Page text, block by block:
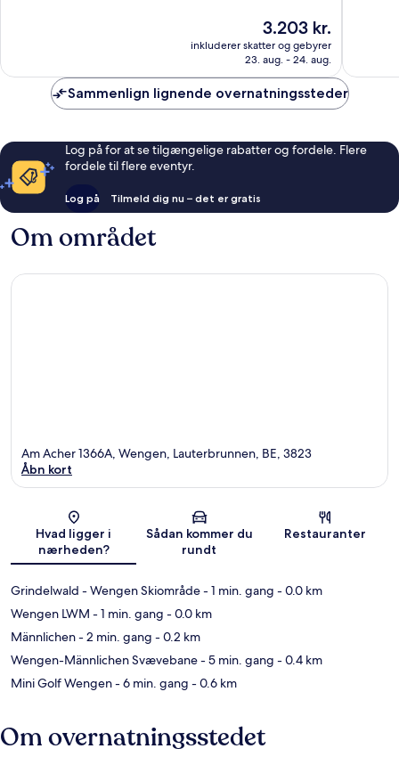
Prisen
er
3.203 kr.
3.203 kr.
inkluderer skatter og gebyrer
23. aug. - 24. aug.
Sammenlign lignende overnatningssteder
Log på for at se tilgængelige rabatter og fordele. Flere
fordele til flere eventyr.
Log på Tilmeld dig nu – det er gratis
Om området
Kort
Am Acher 1366A, Wengen, Lauterbrunnen, BE, 3823
Åbn kort
Hvad ligger i
nærheden?
Sådan kommer du
rundt
Restauranter
Grindelwald - Wengen Skiområde- 1 min. gang - 0.0 km
Wengen LWM - 1 min. gang - 0.0 km
Männlichen- 2 min. gang - 0.2 km
Wengen-Männlichen Svævebane- 5 min. gang - 0.4 km
Mini Golf Wengen- 6 min. gang - 0.6 km
Om overnatningsstedet